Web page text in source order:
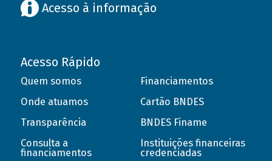
Acesso à informação
Acesso Rápido
Quem somos
Onde atuamos
Transparência
Consulta a
financiamentos
Financiamentos
Cartão BNDES
BNDES Finame
Instituições financeiras
credenciadas